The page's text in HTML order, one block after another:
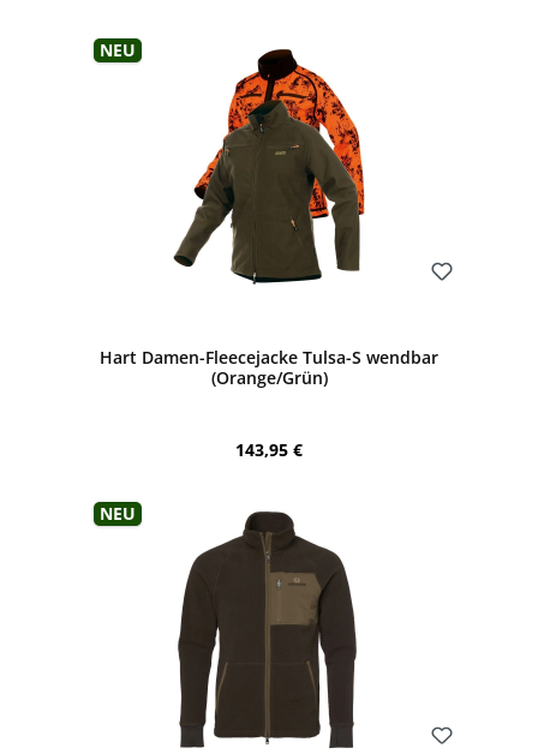
Neu
Hart Damen-Fleecejacke Tulsa-S wendbar
(Orange/Grün)
Regulärer Preis:
143,95 €
Neu